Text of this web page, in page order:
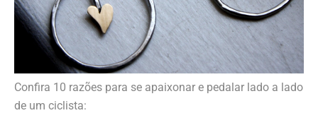
Confira 10 razões para se apaixonar e pedalar lado a lado
de um ciclista: